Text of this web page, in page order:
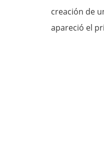
creación de
apareció el